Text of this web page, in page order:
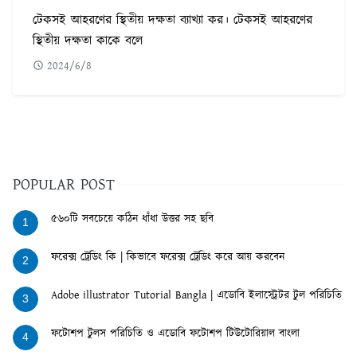
টেকসই আহরণের স্থিতীয় দক্ষতা ব্যাখ্যা কর। টেকসই আহরণের
স্থিতীয় দক্ষতা কাকে বলে
2024/6/8
POPULAR POST
1 ৫৬০টি সবচেয়ে কঠিন ধাঁধা উত্তর সহ ছবি
2 ফরেক্স ট্রেডিং কি | কিভাবে ফরেক্স ট্রেডিং করে আয় করবেন
3 Adobe illustrator Tutorial Bangla | এডোবি ইলাস্ট্রেটর টুল পরিচিতি
4 ফটোশপ টুলস পরিচিতি ও এডোবি ফটোশপ টিউটোরিয়াল বাংলা